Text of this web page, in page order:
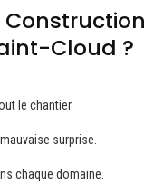
Construction
Cloud ?
le chantier.
surprise.
chaque domaine.